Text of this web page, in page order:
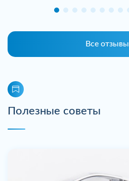
Все отзывы
Полезные советы